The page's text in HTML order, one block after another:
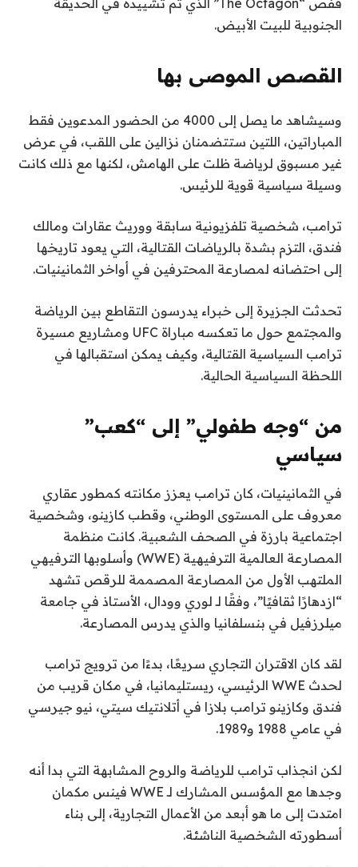
الجنوبية للبيت الأبيض.
القصص الموصى بها
ا
ئ
م
ن
3
ن
ا
ص
ر
ه
ا
ا
ل
ق
ئ
م
ة
وسيشاهد ما يصل إلى 4000 من الحضور المدعوين فقط
المباراتين، اللتين ستتضمنان نزالين على اللقب، في عرض
غير مسبوق لرياضة ظلت على الهامش، لكنها مع ذلك كانت
وسيلة سياسية قوية للرئيس.
ترامب، شخصية تلفزيونية سابقة ووريث عقارات ومالك
فندق، التزم بشدة بالرياضات القتالية، التي يعود تاريخها
إلى احتضانه لمصارعة المحترفين في أواخر الثمانينيات.
تحدثت الجزيرة إلى خبراء يدرسون التقاطع بين الرياضة
والمجتمع حول ما تعكسه مباراة UFC ومشاريع مسيرة
ترامب السياسية القتالية، وكيف يمكن استقبالها في
اللحظة السياسية الحالية.
من “وجه طفولي” إلى “كعب”
سياسي
في الثمانينيات، كان ترامب يعزز مكانته كمطور عقاري
معروف على المستوى الوطني، وقطب كازينو، وشخصية
اجتماعية بارزة في الصحف الشعبية. كانت منظمة
المصارعة العالمية الترفيهية (WWE) وأسلوبها الترفيهي
الملتهب الأول من المصارعة المصممة للرقص تشهد
“ازدهارًا ثقافيًا”، وفقًا لـ لوري وودال، الأستاذ في جامعة
ميلرزفيل في بنسلفانيا والذي يدرس المصارعة.
لقد كان الاقتران التجاري سريعًا، بدءًا من ترويج ترامب
لحدث WWE الرئيسي، ريستليمانيا، في مكان قريب من
فندق وكازينو ترامب بلازا في أتلانتيك سيتي، نيو جيرسي
في عامي 1988 و1989.
لكن انجذاب ترامب للرياضة والروح المشابهة التي بدا أنه
وجدها مع المؤسس المشارك لـ WWE فينس مكمان
امتدت إلى ما هو أبعد من الأعمال التجارية، إلى بناء
أسطورته الشخصية الناشئة.